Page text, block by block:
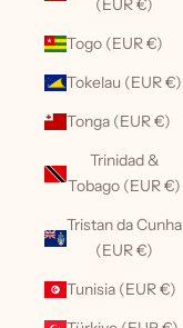
(EUR €)
Togo (EUR €)
Tokelau (EUR €)
Tonga (EUR €)
Trinidad &
Tobago (EUR €)
Tristan da Cunha
(EUR €)
Tunisia (EUR €)